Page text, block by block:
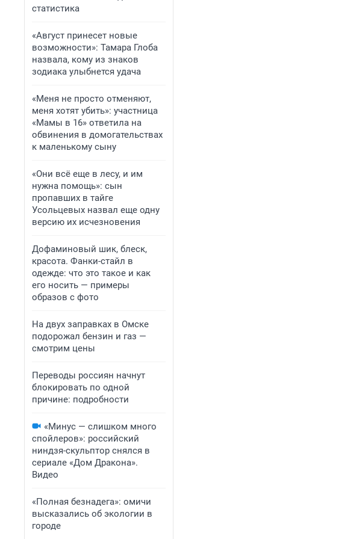
статистика
«Август принесет новые
возможности»: Тамара Глоба
назвала, кому из знаков
зодиака улыбнется удача
«Меня не просто отменяют,
меня хотят убить»: участница
«Мамы в 16» ответила на
обвинения в домогательствах
к маленькому сыну
«Они всё еще в лесу, и им
нужна помощь»: сын
пропавших в тайге
Усольцевых назвал еще одну
версию их исчезновения
Дофаминовый шик, блеск,
красота. Фанки-стайл в
одежде: что это такое и как
его носить — примеры
образов с фото
На двух заправках в Омске
подорожал бензин и газ —
смотрим цены
Переводы россиян начнут
блокировать по одной
причине: подробности
«Минус — слишком много
спойлеров»: российский
ниндзя-скульптор снялся в
сериале «Дом Дракона».
Видео
«Полная безнадега»: омичи
высказались об экологии в
городе